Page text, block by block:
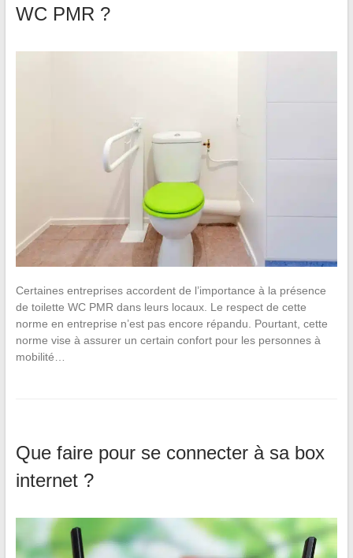
WC PMR ?
Certaines entreprises accordent de l’importance à la présence
de toilette WC PMR dans leurs locaux. Le respect de cette
norme en entreprise n’est pas encore répandu. Pourtant, cette
norme vise à assurer un certain confort pour les personnes à
mobilité…
Que faire pour se connecter à sa box
internet ?